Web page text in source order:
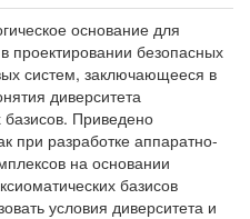
основание для
проектировании безопасных
систем, заключающееся в
диверситета
базисов. Приведено
при разработке аппаратно-
на основании
базисов
условия диверситета и